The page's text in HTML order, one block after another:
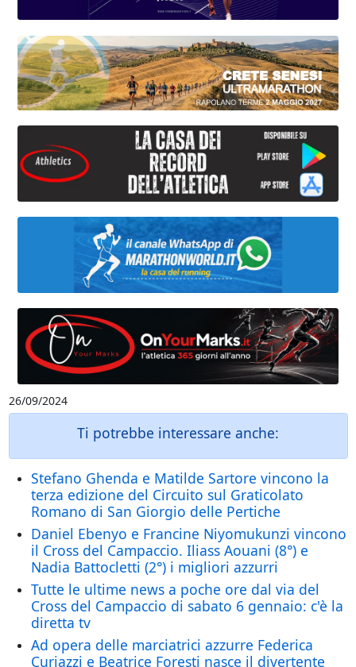
26/09/2024
Ti potrebbe interessare anche:
Stefano Ghenda e Matilde Sartore vincono la
terza edizione del Circuito sul Graticolato
Romano di San Giorgio delle Pertiche
Daniel Ebenyo e Francine Niyomukunzi vincono
il Cross del Campaccio. Iliass Aouani (8°) e
Nadia Battocletti (2°) i migliori azzurri
Tutte le ultime news a poche ore dal via del
Cross del Campaccio di sabato 6 gennaio: c'è la
diretta tv
Ad opera delle marciatrici azzurre Federica
Curiazzi e Beatrice Foresti nasce il divertente